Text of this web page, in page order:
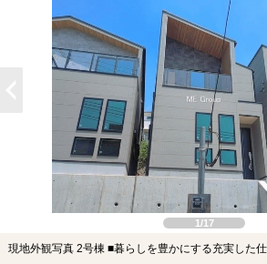
1/17
現地外観写真 2号棟 ■暮らしを豊かにする充実した